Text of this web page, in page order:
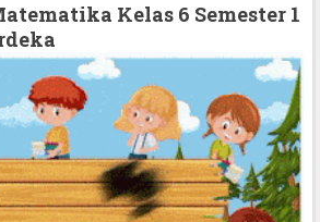
Kelas 6 Semester 1